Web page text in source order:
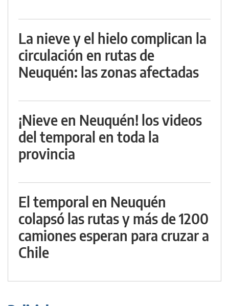
La nieve y el hielo complican la
circulación en rutas de
Neuquén: las zonas afectadas
¡Nieve en Neuquén! los videos
del temporal en toda la
provincia
El temporal en Neuquén
colapsó las rutas y más de 1200
camiones esperan para cruzar a
Chile